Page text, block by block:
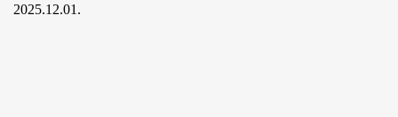
2025.12.01.